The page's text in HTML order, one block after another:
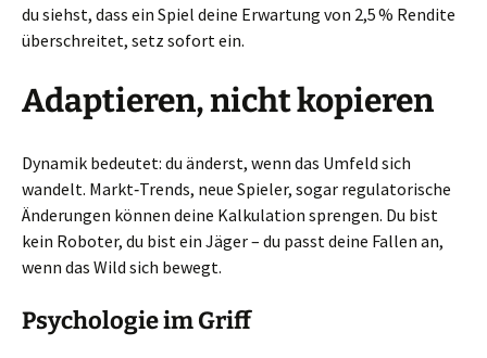
du siehst, dass ein Spiel deine Erwartung von 2,5 % Rendite
überschreitet, setz sofort ein.
Adaptieren, nicht kopieren
Dynamik bedeutet: du änderst, wenn das Umfeld sich
wandelt. Markt‑Trends, neue Spieler, sogar regulatorische
Änderungen können deine Kalkulation sprengen. Du bist
kein Roboter, du bist ein Jäger – du passt deine Fallen an,
wenn das Wild sich bewegt.
Psychologie im Griff